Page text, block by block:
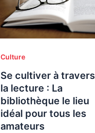
Culture
Se cultiver à travers
la lecture : La
bibliothèque le lieu
idéal pour tous les
amateurs